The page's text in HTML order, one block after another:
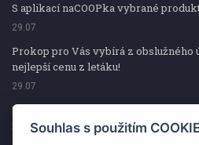
S aplikací naCOOPka vybrané
29.07
Prokop pro Vás vybírá z obslužného
nejlepší cenu z letáku!
29.07
Prokop pro Vás vybírá z obslužného
nejlepší cenu z letáku!
Souhlas s použitím